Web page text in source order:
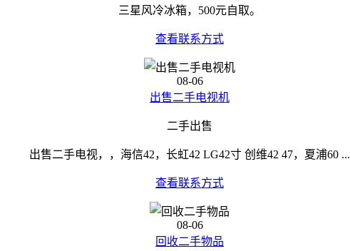
三星风冷冰箱，500元自取。
查看联系方式
08-06
出售二手电视机
二手出售
出售二手电视，，海信42，长虹42 LG42寸 创维42 47，夏浦60 ...
查看联系方式
08-06
回收二手物品